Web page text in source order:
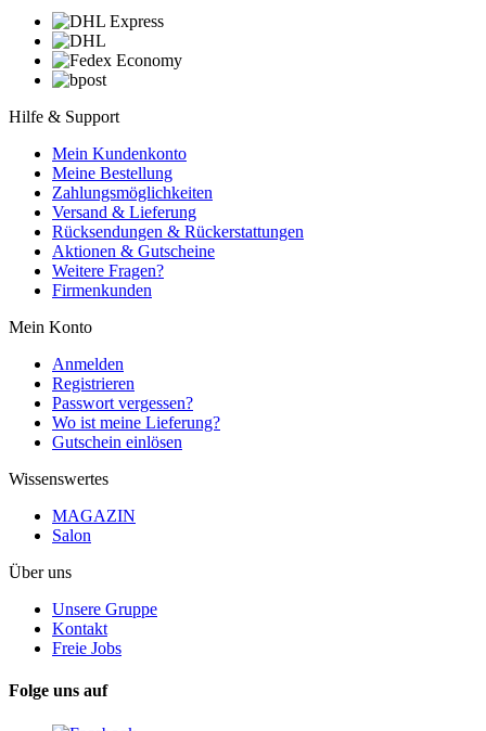
Hilfe & Support
Mein Kundenkonto
Meine Bestellung
Zahlungsmöglichkeiten
Versand & Lieferung
Rücksendungen & Rückerstattungen
Aktionen & Gutscheine
Weitere Fragen?
Firmenkunden
Mein Konto
Anmelden
Registrieren
Passwort vergessen?
Wo ist meine Lieferung?
Gutschein einlösen
Wissenswertes
MAGAZIN
Salon
Über uns
Unsere Gruppe
Kontakt
Freie Jobs
Folge uns auf